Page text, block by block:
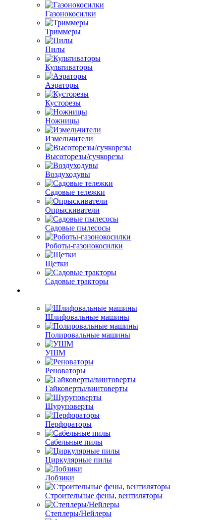
Газонокосилки
Триммеры
Пилы
Культиваторы
Аэраторы
Кусторезы
Ножницы
Измельчители
Высоторезы/сучкорезы
Воздуходувы
Садовые тележки
Опрыскиватели
Садовые пылесосы
Роботы-газонокосилки
Щетки
Садовые тракторы
Шлифовальные машины
Полировальные машины
УШМ
Реноваторы
Гайковерты/винтоверты
Шуруповерты
Перфораторы
Сабельные пилы
Циркулярные пилы
Лобзики
Строительные фены, вентиляторы
Степлеры/Нейлеры